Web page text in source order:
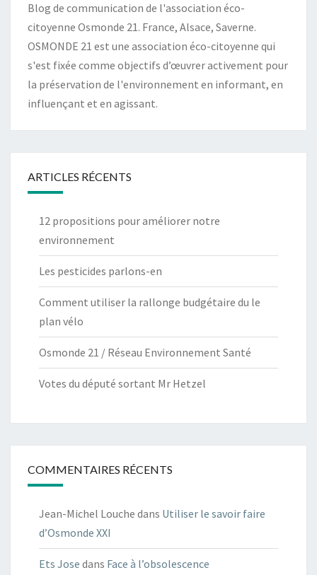
Blog de communication de l'association éco-
citoyenne Osmonde 21. France, Alsace, Saverne.
OSMONDE 21 est une association éco-citoyenne qui
s'est fixée comme objectifs d’œuvrer activement pour
la préservation de l'environnement en informant, en
influençant et en agissant.
ARTICLES RÉCENTS
12 propositions pour améliorer notre
environnement
Les pesticides parlons-en
Comment utiliser la rallonge budgétaire du le
plan vélo
Osmonde 21 / Réseau Environnement Santé
Votes du député sortant Mr Hetzel
COMMENTAIRES RÉCENTS
Jean-Michel Louche dans Utiliser le savoir faire
d’Osmonde XXI
Ets Jose dans Face à l’obsolescence